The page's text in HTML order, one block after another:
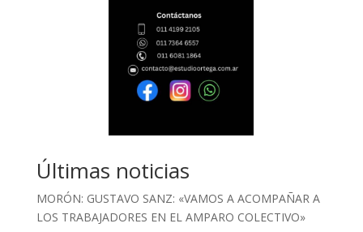
Últimas noticias
MORÓN: GUSTAVO SANZ: «VAMOS A ACOMPAÑAR A
LOS TRABAJADORES EN EL AMPARO COLECTIVO»